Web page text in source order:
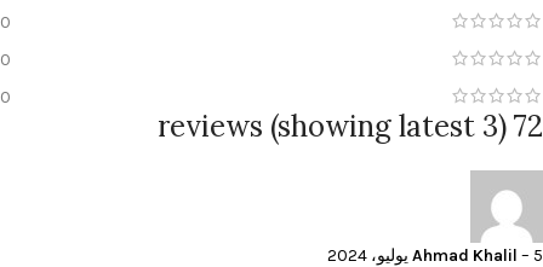
0
0
0
72 reviews (showing latest 3)
Ahmad Khalil – 5 يوليو، 2024